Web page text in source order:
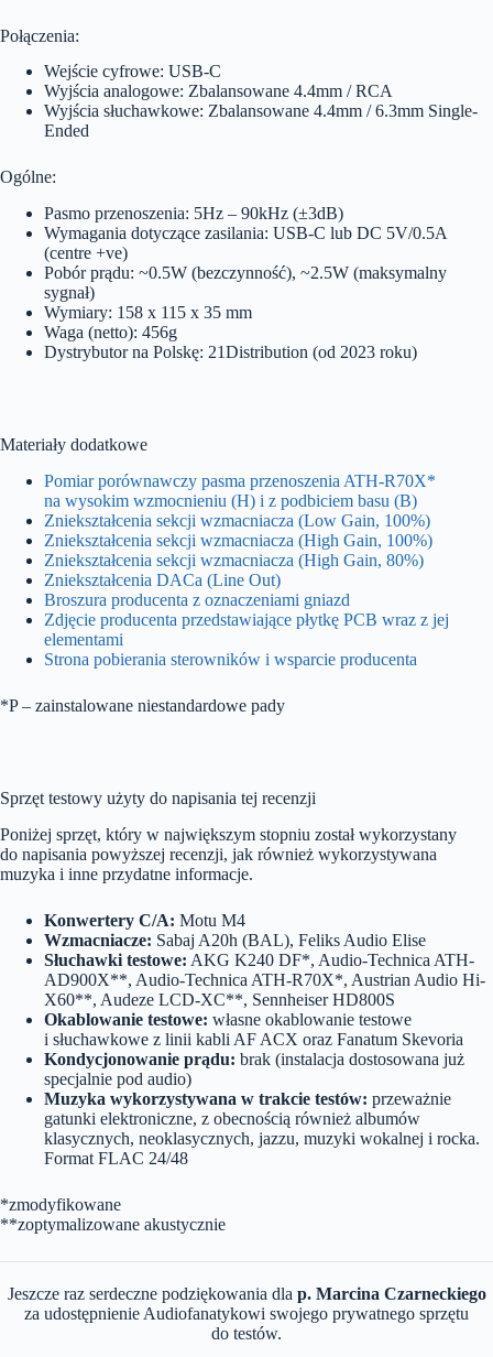
Połączenia:
Wejście cyfrowe: USB-C
Wyjścia analogowe: Zbalansowane 4.4mm / RCA
Wyjścia słuchawkowe: Zbalansowane 4.4mm / 6.3mm Single-
Ended
Ogólne:
Pasmo przenoszenia: 5Hz – 90kHz (±3dB)
Wymagania dotyczące zasilania: USB-C lub DC 5V/0.5A
(centre +ve)
Pobór prądu: ~0.5W (bezczynność), ~2.5W (maksymalny
sygnał)
Wymiary: 158 x 115 x 35 mm
Waga (netto): 456g
Dystrybutor na Polskę: 21Distribution (od 2023 roku)
Materiały dodatkowe
Pomiar porównawczy pasma przenoszenia ATH-R70X*
na wysokim wzmocnieniu (H) i z podbiciem basu (B)
Zniekształcenia sekcji wzmacniacza (Low Gain, 100%)
Zniekształcenia sekcji wzmacniacza (High Gain, 100%)
Zniekształcenia sekcji wzmacniacza (High Gain, 80%)
Zniekształcenia DACa (Line Out)
Broszura producenta z oznaczeniami gniazd
Zdjęcie producenta przedstawiające płytkę PCB wraz z jej
elementami
Strona pobierania sterowników i wsparcie producenta
*P – zainstalowane niestandardowe pady
Sprzęt testowy użyty do napisania tej recenzji
Poniżej sprzęt, który w największym stopniu został wykorzystany
do napisania powyższej recenzji, jak również wykorzystywana
muzyka i inne przydatne informacje.
Konwertery C/A: Motu M4
Wzmacniacze: Sabaj A20h (BAL), Feliks Audio Elise
Słuchawki testowe: AKG K240 DF*, Audio-Technica ATH-
AD900X**, Audio-Technica ATH-R70X*, Austrian Audio Hi-
X60**, Audeze LCD-XC**, Sennheiser HD800S
Okablowanie testowe: własne okablowanie testowe
i słuchawkowe z linii kabli AF ACX oraz Fanatum Skevoria
Kondycjonowanie prądu: brak (instalacja dostosowana już
specjalnie pod audio)
Muzyka wykorzystywana w trakcie testów: przeważnie
gatunki elektroniczne, z obecnością również albumów
klasycznych, neoklasycznych, jazzu, muzyki wokalnej i rocka.
Format FLAC 24/48
*zmodyfikowane
**zoptymalizowane akustycznie
Jeszcze raz serdeczne podziękowania dla p. Marcina Czarneckiego
za udostępnienie Audiofanatykowi swojego prywatnego sprzętu
do testów.